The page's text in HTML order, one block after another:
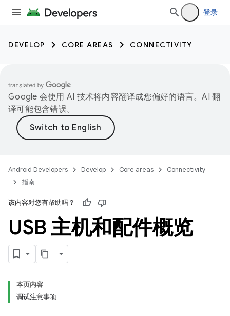
登录
DEVELOP CORE AREAS CONNECTIVITY
Google 会使用 AI 技术将内容翻译成您偏好的语言。AI 翻
译可能包含错误。
Android Developers Develop Core areas
Connectivity
指南
该内容对您有帮助吗？
USB 主机和配件概览
本页内容
调试注意事项